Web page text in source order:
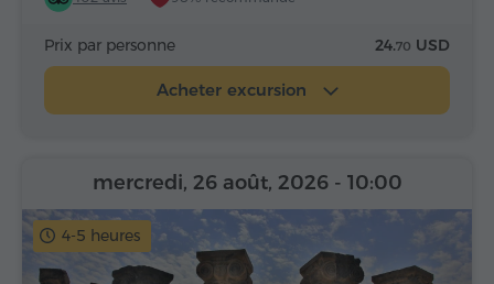
Prix par personne 24.70 USD
Acheter excursion
4-5 heures
mercredi, 26 août, 2026 - 10:00